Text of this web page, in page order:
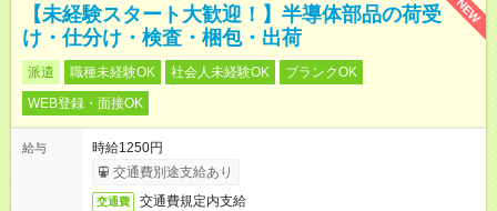
NEW
【未経験スタート大歓迎！】半導体部品の荷受
け・仕分け・検査・梱包・出荷
派遣 職種未経験OK 社会人未経験OK
ブランクOK
WEB登録・面接OK
給与
時給1250円
交通費別途支給あり
交通費 交通費規定内支給